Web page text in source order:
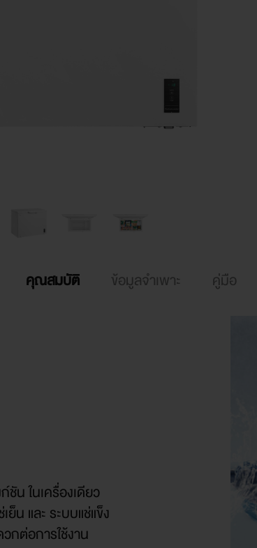
คุณสมบัติ ข้อมูลจำเพาะ คู่มือ
น ในเครื่องเดียว
ย็น และ ระบบแช่แข็ง
กต่อการใช้งาน